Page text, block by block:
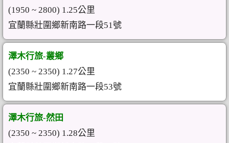
(1950 ~ 2800) 1.25公里
宜蘭縣壯圍鄉新南路一段51號
澤木行旅-叢鄉
(2350 ~ 2350) 1.27公里
宜蘭縣壯圍鄉新南路一段53號
澤木行旅-然田
(2350 ~ 2350) 1.28公里